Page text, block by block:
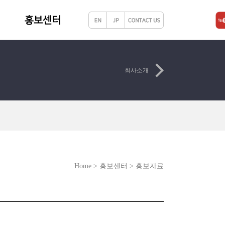
회사소개
Home > 홍보센터 > 홍보자료